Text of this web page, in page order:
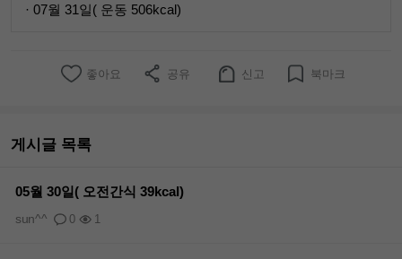
· 07월 31일( 운동 506kcal)
좋아요 공유 신고 북마크
게시글 목록
05월 30일( 오전간식 39kcal)
0 1
sun^^